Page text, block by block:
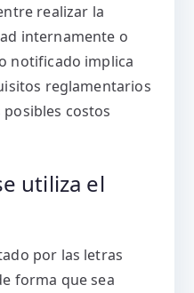
realizar la
internamente o
notificado implica
reglamentarios
costos
utiliza el
por las letras
forma que sea